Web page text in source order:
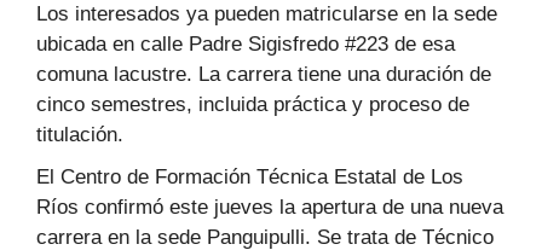
Los interesados ya pueden matricularse en la sede
ubicada en calle Padre Sigisfredo #223 de esa
comuna lacustre. La carrera tiene una duración de
cinco semestres, incluida práctica y proceso de
titulación.
El Centro de Formación Técnica Estatal de Los
Ríos confirmó este jueves la apertura de una nueva
carrera en la sede Panguipulli. Se trata de Técnico